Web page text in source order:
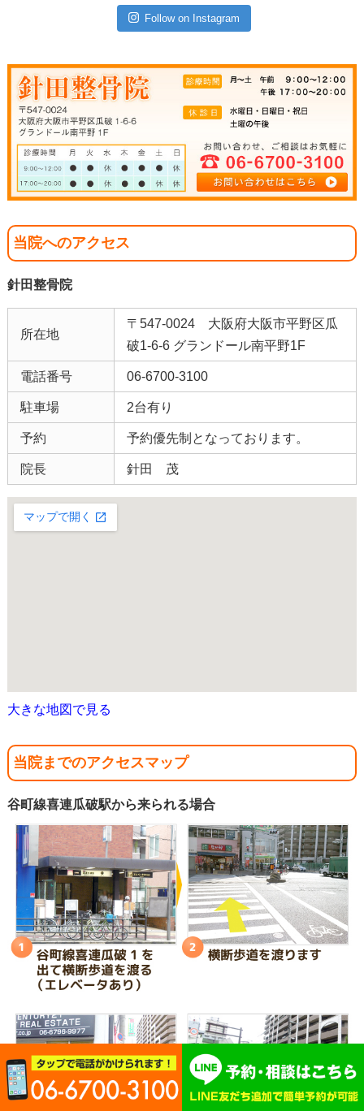
Follow on Instagram
当院へのアクセス
針田整骨院
所在地
〒547-0024 大阪府大阪市平野区瓜
破1-6-6 グランドール南平野1F
電話番号 06-6700-3100
駐車場 2台有り
予約 予約優先制となっております。
院長 針田 茂
大きな地図で見る
当院までのアクセスマップ
谷町線喜連瓜破駅から来られる場合